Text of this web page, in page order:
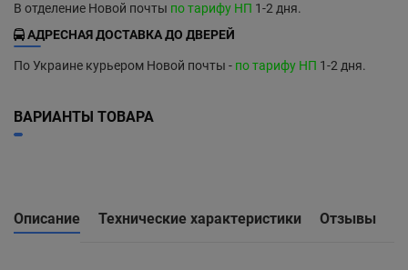
В отделение Новой почты по тарифу НП 1-2 дня.
АДРЕСНАЯ ДОСТАВКА ДО ДВЕРЕЙ
По Украине курьером Новой почты - по тарифу НП 1-2 дня.
ВАРИАНТЫ ТОВАРА
Описание Технические характеристики Отзывы